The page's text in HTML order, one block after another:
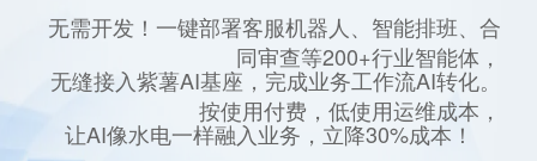
无需开发！一键部署客服机器人、智能排班、合
同审查等200+行业智能体，
无缝接入紫薯AI基座，完成业务工作流AI转化。
按使用付费，低使用运维成本，
让AI像水电一样融入业务，立降30%成本！